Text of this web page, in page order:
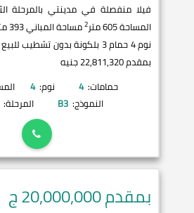
فيلا منفصلة في مدينتي بالمرحلة
المساحة 605 متر
2مساحة المباني 393 متر
بمقدم 22,811,320 جنيه
حمامات: 4 نوم: 4
النموذج: B3 المرحلة:
بمقدم 20,000,000 ج